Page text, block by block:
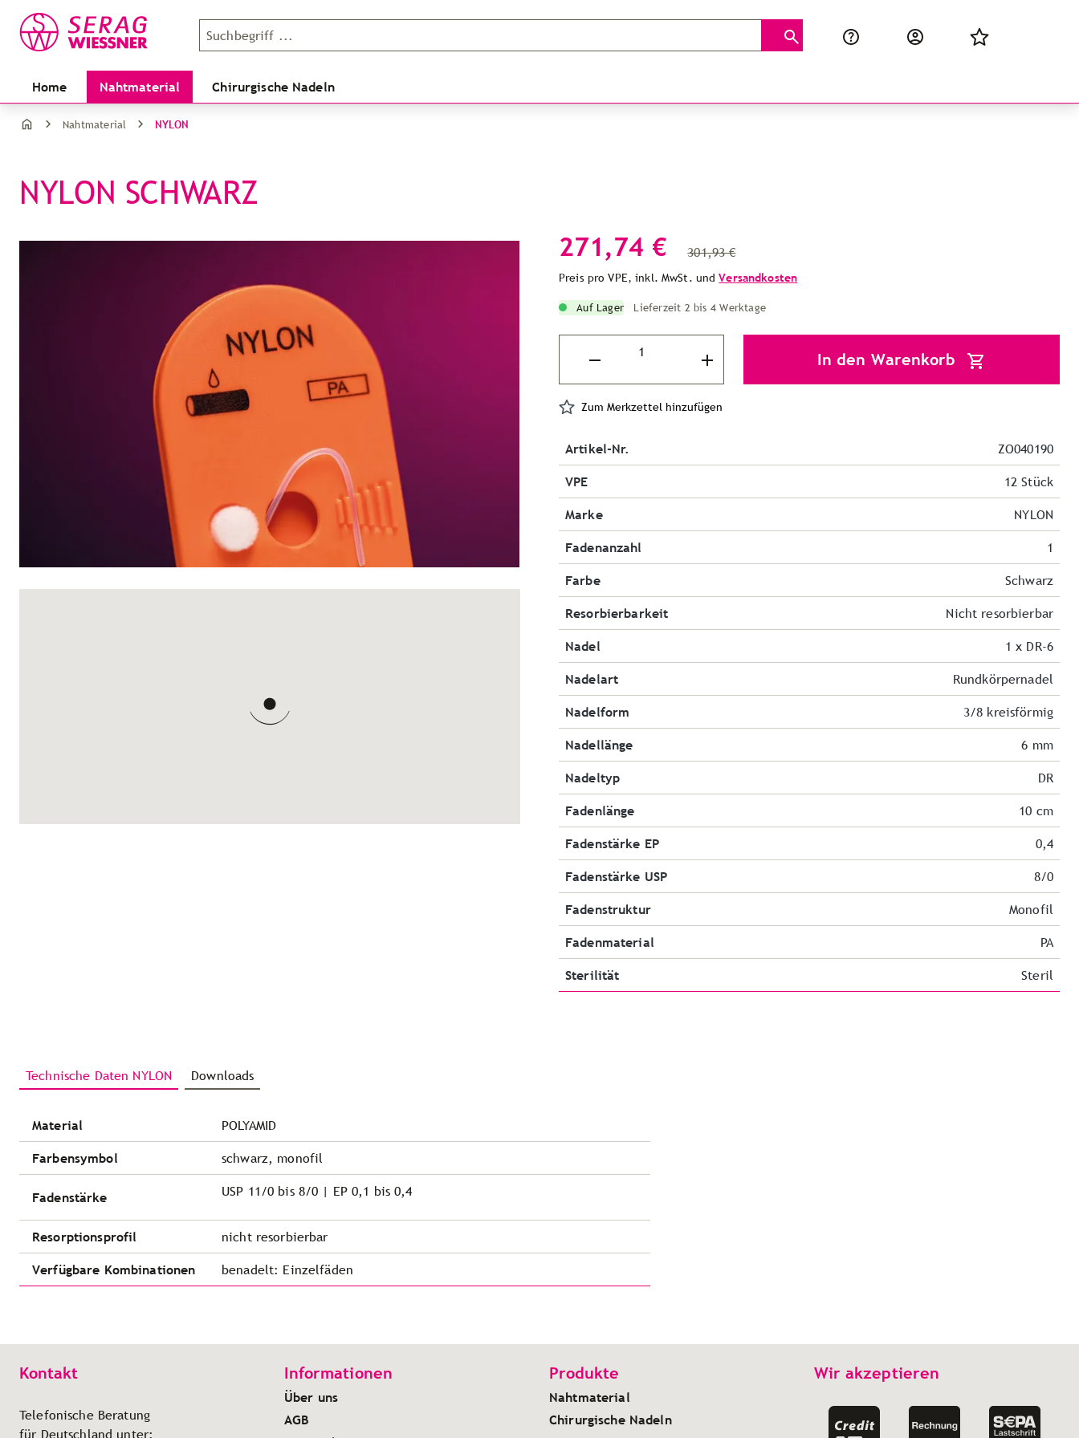
Home Nahtmaterial Chirurgische Nadeln
Nahtmaterial NYLON
NYLON SCHWARZ
271,74 € 301,93 €
Preis pro VPE, inkl. MwSt. undVersandkosten
Auf Lager Lieferzeit 2 bis 4 Werktage
In den Warenkorb
Zum Merkzettel hinzufügen
Artikel-Nr. ZO040190
VPE 12 Stück
Marke NYLON
Fadenanzahl 1
Farbe Schwarz
Resorbierbarkeit Nicht resorbierbar
Nadel 1 x DR-6
Nadelart Rundkörpernadel
Nadelform 3/8 kreisförmig
Nadellänge 6 mm
Nadeltyp DR
Fadenlänge 10 cm
Fadenstärke EP 0,4
Fadenstärke USP 8/0
Fadenstruktur Monofil
Fadenmaterial PA
Sterilität Steril
Technische Daten NYLON Downloads
Material POLYAMID
Farbensymbol schwarz, monofil
Fadenstärke USP 11/0 bis 8/0 | EP 0,1 bis 0,4
Resorptionsprofil nicht resorbierbar
Verfügbare Kombinationen benadelt: Einzelfäden
Kontakt
Telefonische Beratung
für Deutschland unter:
Informationen
Über uns
AGB
Produkte
Nahtmaterial
Chirurgische Nadeln
Wir akzeptieren